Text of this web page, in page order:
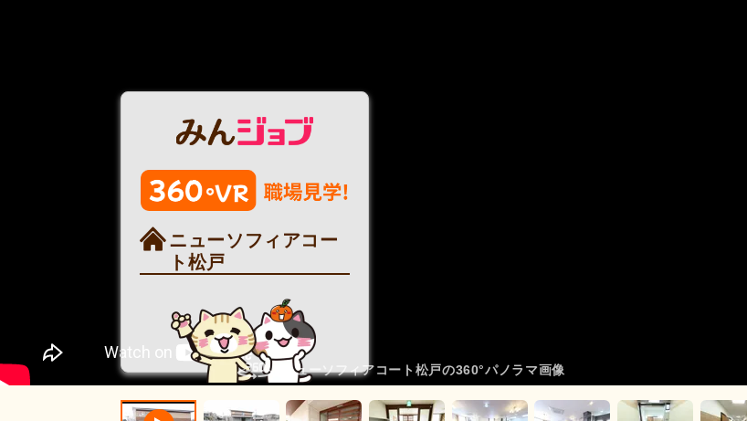
ニューソフィアコー
ト松戸
ニューソフィアコート松戸の360°パノラマ画像